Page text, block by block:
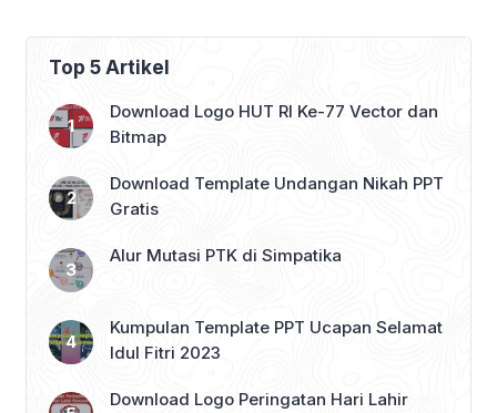
Top 5 Artikel
Download Logo HUT RI Ke-77 Vector dan
Bitmap
Download Template Undangan Nikah PPT
Gratis
Alur Mutasi PTK di Simpatika
Kumpulan Template PPT Ucapan Selamat
Idul Fitri 2023
Download Logo Peringatan Hari Lahir